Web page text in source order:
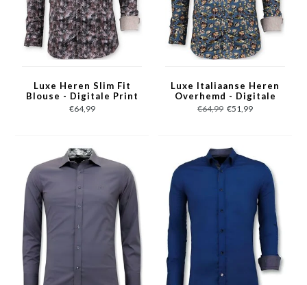
Luxe Heren Slim Fit
Blouse - Digitale Print
- 3060 - Bruin
€64,99
Luxe Italiaanse Heren
Overhemd - Digitale
Bloemen Print - 3062 -
Groen
€64,99 €51,99